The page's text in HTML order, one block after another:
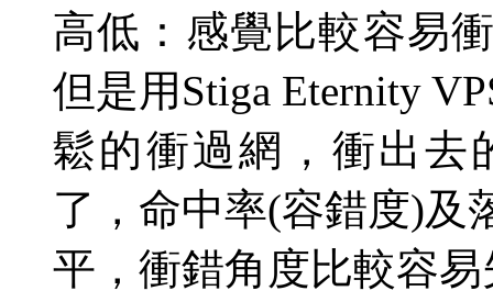
高低：感覺比較容易
但是用 Stiga Eternity
鬆的衝過網，衝出去
了，命中率(容錯度)及
平，衝錯角度比較容